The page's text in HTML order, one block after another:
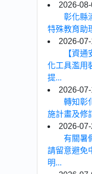
2026-
彰化縣
特殊教育助
2026-
【資
化工具濫用
提...
2026-
轉知彰
施計畫及修
2026-
有關暑
請留意避免
明...